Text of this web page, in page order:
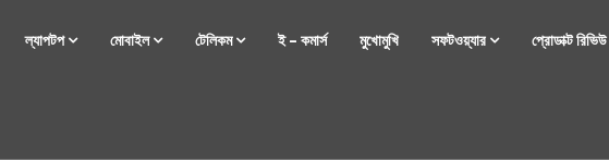
ল্যাপটপ মোবাইল টেলিকম ই – কমার্স মুখোমুখি সফটওয়্যার প্রোডাক্ট রিভিউ